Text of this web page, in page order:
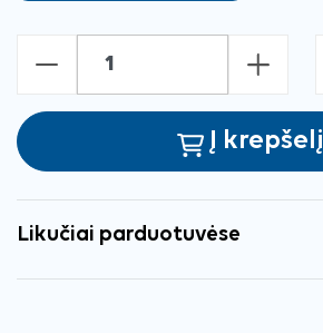
- +
Į krepšelį
Likučiai parduotuvėse